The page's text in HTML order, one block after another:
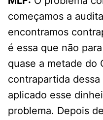
começamos a
encontramos
é essa que não
quase a metade do
contrapartida
aplicado esse
problema. Depois